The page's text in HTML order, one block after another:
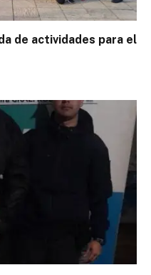
de actividades para el